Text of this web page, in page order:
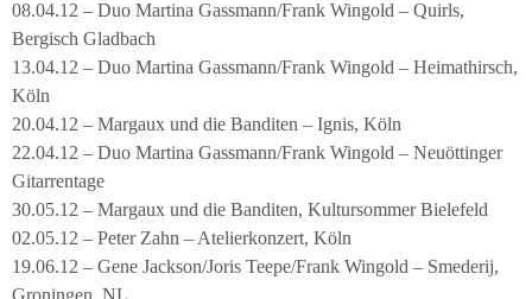
08.04.12 – Duo Martina Gassmann/Frank Wingold – Quirls,
Bergisch Gladbach
13.04.12 – Duo Martina Gassmann/Frank Wingold – Heimathirsch,
Köln
20.04.12 – Margaux und die Banditen – Ignis, Köln
22.04.12 – Duo Martina Gassmann/Frank Wingold – Neuöttinger
Gitarrentage
30.05.12 – Margaux und die Banditen, Kultursommer Bielefeld
02.05.12 – Peter Zahn – Atelierkonzert, Köln
19.06.12 – Gene Jackson/Joris Teepe/Frank Wingold – Smederij,
Groningen, NL